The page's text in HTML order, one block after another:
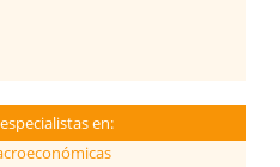
en: